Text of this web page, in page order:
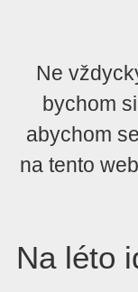
Ne
bychom
abychom
na tento
Na léto